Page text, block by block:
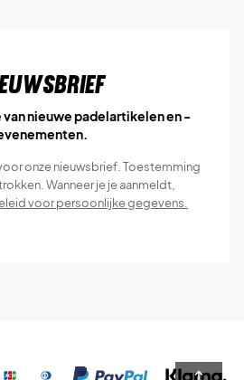
nieuwe padelartikelen en -
onze nieuwsbrief. Toestemming
Wanneer je je aanmeldt,
voor persoonlijke gegevens.